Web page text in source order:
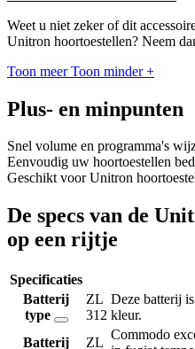
Weet u niet zeker of dit
Unitron hoortoestellen? Neem
Toon meer Toon minder +
Plus- en minpunten
Snel volume en programma's
Eenvoudig uw hoortoestellen
Geschikt voor Unitron
De specs van de
op een rijtje
Specificaties
Batterij
type
ZL
312
Deze batterij
kleur.
Batterij
ZL
Commodo